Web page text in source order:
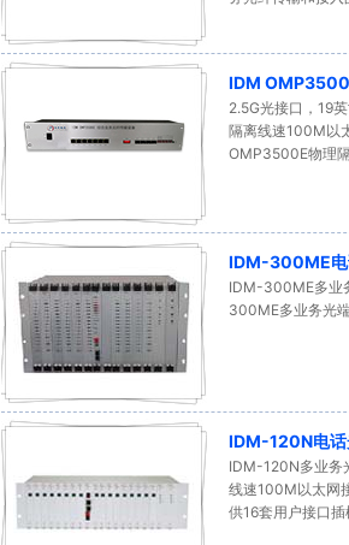
IDM
2.5G光接口，19
隔离线速100M以
OMP3500E物理
IDM-300ME电
IDM-300ME多业
300ME多业务光
IDM-120N电
IDM-120N多业务
线速100M以太网
供16套用户接口